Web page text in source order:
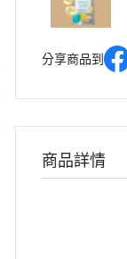
分享商品到
商品詳情